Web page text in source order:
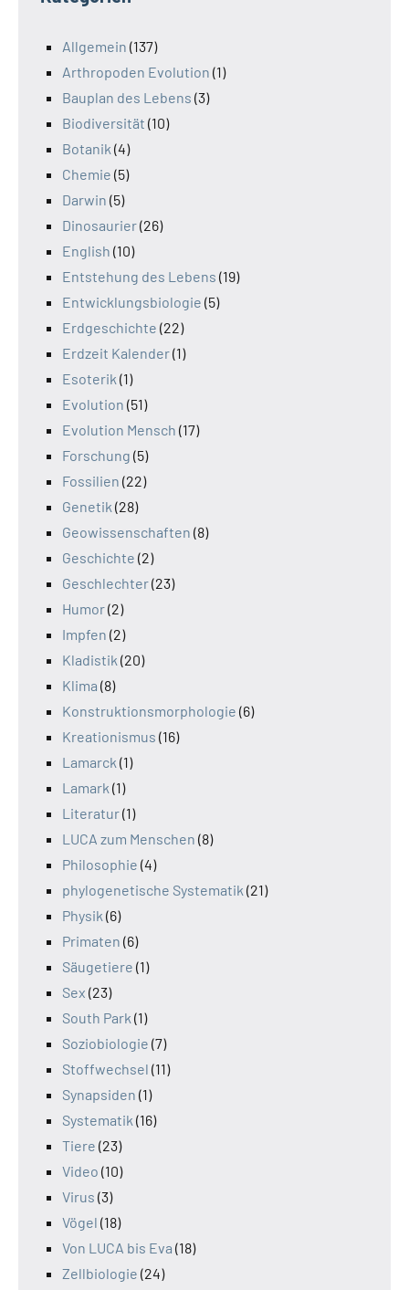
Allgemein (137)
Arthropoden Evolution (1)
Bauplan des Lebens (3)
Biodiversität (10)
Botanik (4)
Chemie (5)
Darwin (5)
Dinosaurier(26)
English (10)
Entstehung des Lebens (19)
Entwicklungsbiologie (5)
Erdgeschichte (22)
Erdzeit Kalender(1)
Esoterik (1)
Evolution (51)
Evolution Mensch (17)
Forschung (5)
Fossilien (22)
Genetik (28)
Geowissenschaften (8)
Geschichte (2)
Geschlechter(23)
Humor(2)
Impfen (2)
Kladistik (20)
Klima (8)
Konstruktionsmorphologie (6)
Kreationismus (16)
Lamarck (1)
Lamark (1)
Literatur(1)
LUCA zum Menschen (8)
Philosophie (4)
phylogenetische Systematik (21)
Physik (6)
Primaten (6)
Säugetiere (1)
Sex (23)
South Park (1)
Soziobiologie (7)
Stoffwechsel (11)
Synapsiden (1)
Systematik (16)
Tiere (23)
Video (10)
Virus (3)
Vögel (18)
Von LUCA bis Eva (18)
Zellbiologie (24)